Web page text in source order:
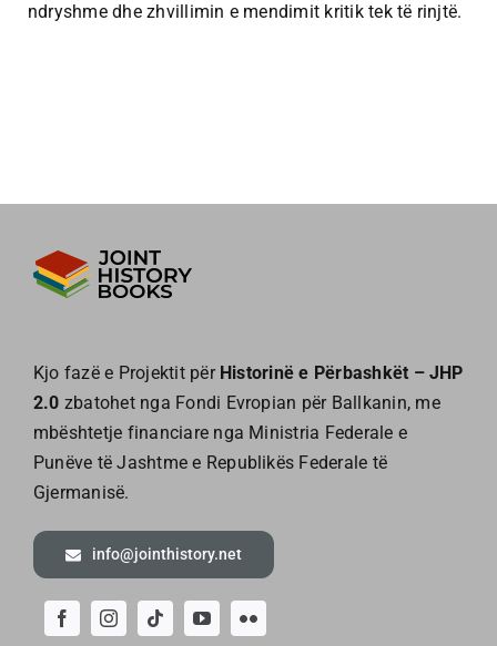
ndryshme dhe zhvillimin e mendimit kritik tek të rinjtë.
Kjo fazë e Projektit për Historinë e Përbashkët – JHP
2.0 zbatohet nga Fondi Evropian për Ballkanin, me
mbështetje financiare nga Ministria Federale e
Punëve të Jashtme e Republikës Federale të
Gjermanisë.
info@jointhistory.net